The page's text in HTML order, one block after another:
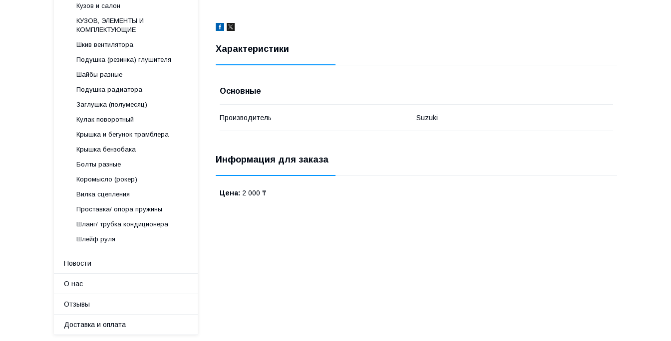
Характеристики
Основные
Производитель Suzuki
Информация для заказа
Цена: 2 000 ₸
Кузов и салон
КУЗОВ, ЭЛЕМЕНТЫ И
КОМПЛЕКТУЮЩИЕ
Шкив вентилятора
Подушка (резинка) глушителя
Шайбы разные
Подушка радиатора
Заглушка (полумесяц)
Кулак поворотный
Крышка и бегунок трамблера
Крышка бензобака
Болты разные
Коромысло (рокер)
Вилка сцепления
Проставка/ опора пружины
Шланг/ трубка кондиционера
Шлейф руля
Новости
О нас
Отзывы
Доставка и оплата